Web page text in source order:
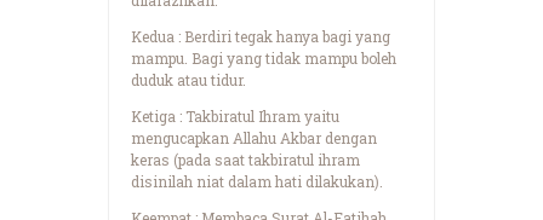
Kedua : Berdiri tegak hanya bagi yang
mampu. Bagi yang tidak mampu boleh
duduk atau tidur.
Ketiga : Takbiratul Ihram yaitu
mengucapkan Allahu Akbar dengan
keras (pada saat takbiratul ihram
disinilah niat dalam hati dilakukan).